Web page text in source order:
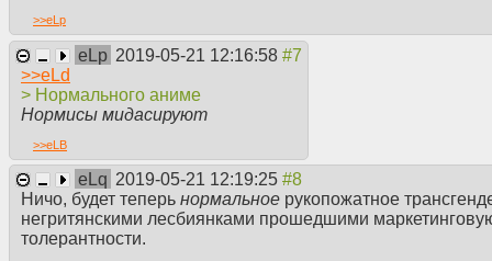
но бизнес захотел
теперь им удаление не
Шарлотта, Твоё имя и Твоя
предьявить претензии они не
Именно поэтому была
что ВСЁ, за аниме пришли
>>eLp
eLp 2019-05-21 12:16:58
>>eLd
> Нормального аниме
Нормисы мидасируют
>>eLB
eLq 2019-05-21 12:19:25
Ничо, будет теперь нормальное рукопожатное
негритянскими лесбиянками прошедшими
толерантности.